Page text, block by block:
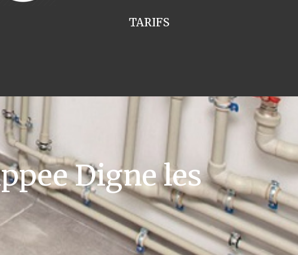
TARIFS
Digne les